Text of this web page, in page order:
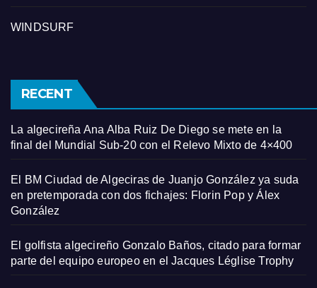
WINDSURF
RECENT
La algecireña Ana Alba Ruiz De Diego se mete en la
final del Mundial Sub-20 con el Relevo Mixto de 4×400
El BM Ciudad de Algeciras de Juanjo González ya suda
en pretemporada con dos fichajes: Florin Pop y Álex
González
El golfista algecireño Gonzalo Baños, citado para formar
parte del equipo europeo en el Jacques Léglise Trophy